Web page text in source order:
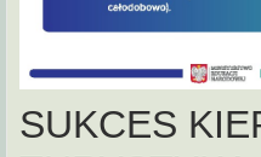
SUKCES